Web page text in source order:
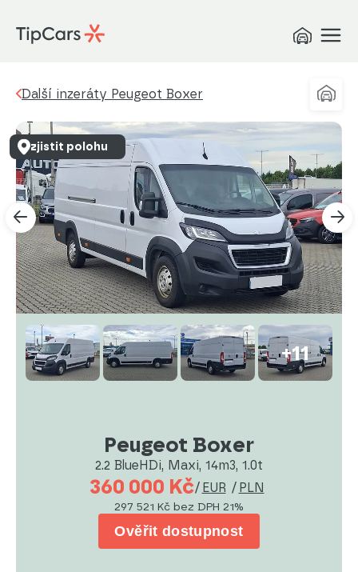
Další inzeráty Peugeot Boxer
+11
Peugeot Boxer
2.2 BlueHDi, Maxi, 14m3, 1.0t
360 000 Kč/ EUR / PLN
297 521 Kč bez DPH 21%
Ověřit dostupnost
zjistit polohu